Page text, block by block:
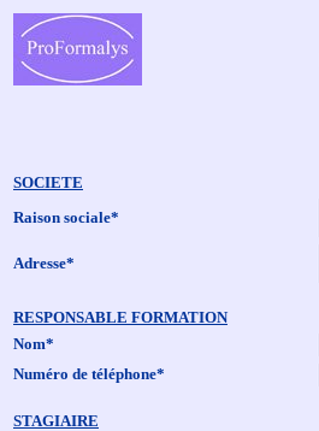
SOCIETE
Raison sociale*
Adresse*
RESPONSABLE FORMATION
Nom*
Numéro de téléphone*
STAGIAIRE